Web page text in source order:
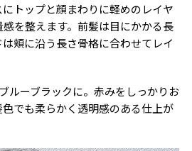
トップと顔まわりに軽めのレイヤ
を整えます。前髪は目にかかる長
頬に沿う長さ骨格に合わせてレイ
ルーブラックに。赤みをしっかりお
でも柔らかく透明感のある仕上が